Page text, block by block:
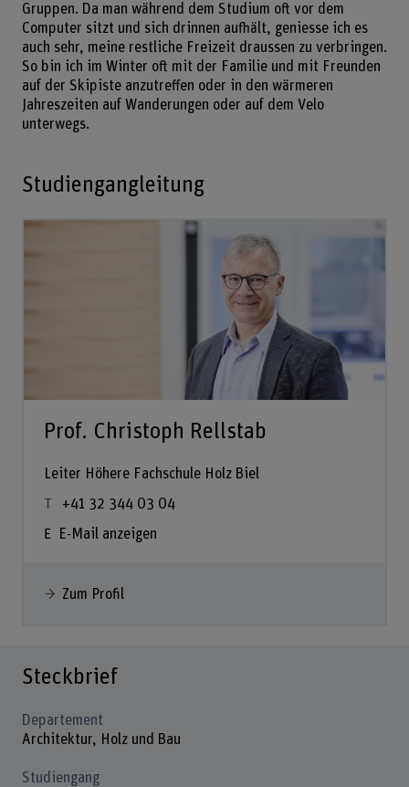
Gruppen. Da man während dem Studium oft vor dem
Computer sitzt und sich drinnen aufhält, geniesse ich es
auch sehr, meine restliche Freizeit draussen zu verbringen.
So bin ich im Winter oft mit der Familie und mit Freunden
auf der Skipiste anzutreffen oder in den wärmeren
Jahreszeiten auf Wanderungen oder auf dem Velo
unterwegs.
Studiengangleitung
Prof. Christoph Rellstab
Leiter Höhere Fachschule Holz Biel
+41 32 344 03 04
E-Mail anzeigen
Zum Profil
Steckbrief
Departement
Architektur, Holz und Bau
Studiengang